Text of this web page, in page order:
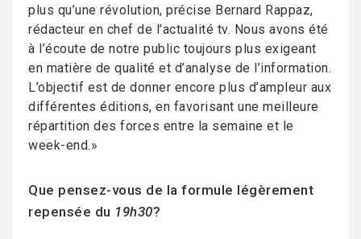
plus qu’une révolution, précise Bernard Rappaz,
rédacteur en chef de l’actualité tv. Nous avons été
à l’écoute de notre public toujours plus exigeant
en matière de qualité et d’analyse de l’information.
L’objectif est de donner encore plus d’ampleur aux
différentes éditions, en favorisant une meilleure
répartition des forces entre la semaine et le
week-end.»
Que pensez-vous de la formule légèrement
repensée du 19h30?